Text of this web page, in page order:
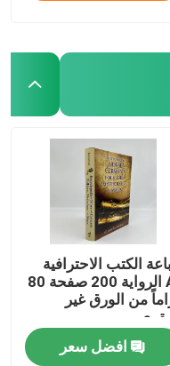
الكتب الاحترافية
A5 الرواية 200 صفحة 80
من الورق غير
افضل سعر